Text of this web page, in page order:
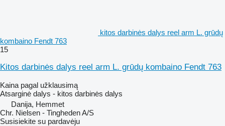
kitos darbinės dalys reel arm L. grūdų
kombaino Fendt 763
15
Kitos darbinės dalys reel arm L. grūdų kombaino Fendt 763
Kaina pagal užklausimą
Atsarginė dalys - kitos darbinės dalys
Danija, Hemmet
Chr. Nielsen - Tingheden A/S
Susisiekite su pardavėju